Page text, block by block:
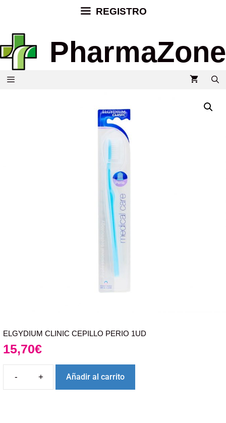
REGISTRO
PharmaZone
ELGYDIUM CLINIC CEPILLO PERIO 1UD
15,70€
Añadir al carrito